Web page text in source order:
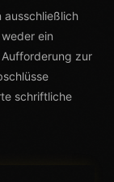
ausschließlich
ein
zur
schriftliche